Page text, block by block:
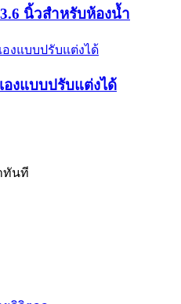
นิ้วสำหรับห้องน้ำ
องแบบปรับแต่งได้
ทันที